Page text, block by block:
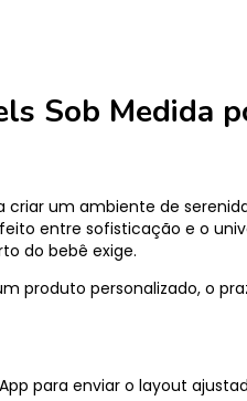
Sob Medida
criar um ambiente de
entre sofisticação e o
do bebê exige.
produto personalizado, o
para enviar o layout